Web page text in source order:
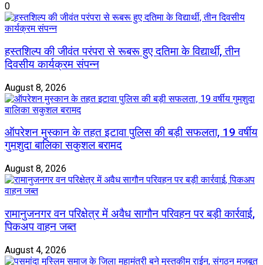
0
हस्तशिल्प की जीवंत परंपरा से रूबरू हुए दतिमा के विद्यार्थी, तीन
दिवसीय कार्यक्रम संपन्न
August 8, 2026
ऑपरेशन मुस्कान के तहत इटावा पुलिस की बड़ी सफलता, 19 वर्षीय
गुमशुदा बालिका सकुशल बरामद
August 8, 2026
रामानुजनगर वन परिक्षेत्र में अवैध सागौन परिवहन पर बड़ी कार्रवाई,
पिकअप वाहन जब्त
August 4, 2026